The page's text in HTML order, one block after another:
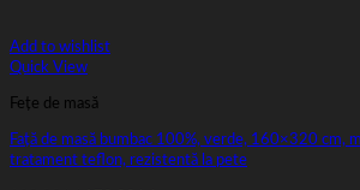
Add to wishlist
Quick View
Fețe de masă
Față de masă bumbac 100%, verde, 160×320 cm,
tratament teflon, rezistentă la pete